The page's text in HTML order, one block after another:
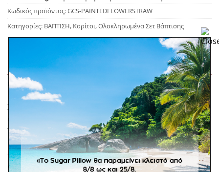
Κωδικός προϊόντος:GCS-PAINTEDFLOWERSTRAW
Κατηγορίες: ΒΑΠΤΙΣΗ, Κορίτσι,Ολοκληρωμένα Σετ Βάπτισης
ΠΕΡΙΓΡΑΦΉ
Σετ βάπτισης με ζωγραφική διακόσμηση σε ψάθα. Η
ψάθα είναι ελληνικής παραγωγής, 100% χειροποίητη.
Το σετ περιλαμβάνει:
-Ψάθινο κουτί βάπτισης στρογγυλό με ζωγραφική
διακόσμηση λουλούδια και διακριτικό μονόγραμμα